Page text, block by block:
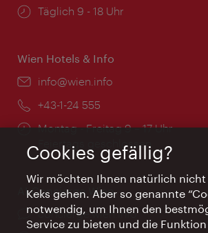
Öffnungszeiten:
Täglich 9 - 18 Uhr
Wien Hotels & Info
Email:
info@wien.info
Telefon:
+43-1-24 555
Öffnungszeiten:
Montag - Freitag 9 – 17 Uhr
Feiertags geschlossen
AI Concierge Wien
Ort:
concierge.wien.info
Cookies gefällig?
Wir möchten Ihnen natürlich nicht
Keks gehen. Aber so genannte
notwendig, um Ihnen den
Service zu bieten und die